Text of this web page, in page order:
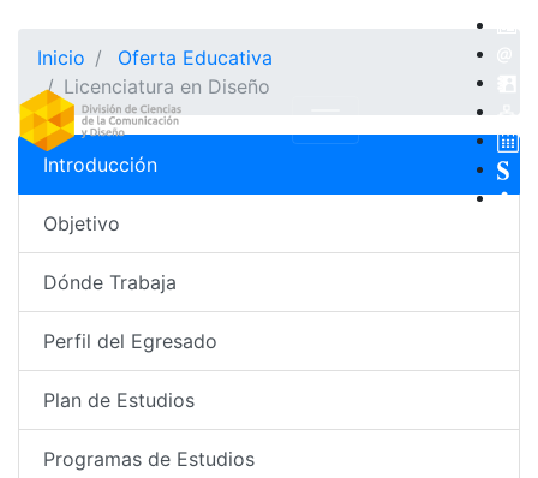
Inicio
Oferta Educativa
Licenciatura en Diseño
Introducción
Objetivo
Dónde Trabaja
Perfil del Egresado
Plan de Estudios
Programas de Estudios